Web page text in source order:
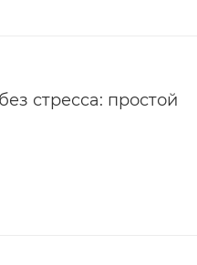
стресса: простой